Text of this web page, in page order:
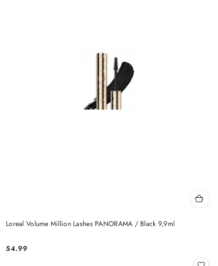
Loreal Volume Million Lashes PANORAMA / Black 9,9ml
Cena:
54.99